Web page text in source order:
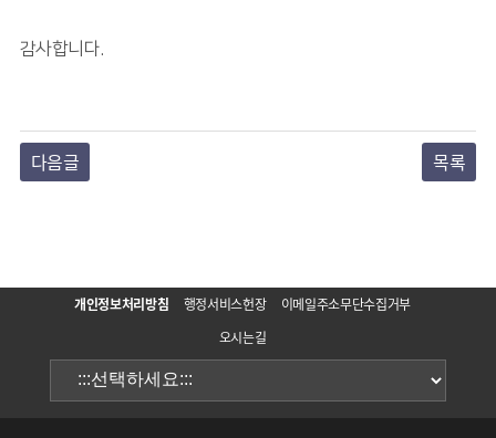
감사합니다.
다음글 목록
개인정보처리방침 행정서비스헌장
이메일주소무단수집거부
오시는길